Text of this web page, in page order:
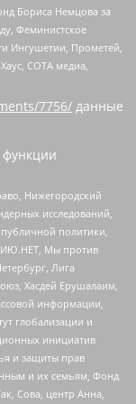
Бориса Немцова за
Феминистское
Ингушетии, Прометей,
СОТА медиа,
7756/ данные
Нижегородский
исследований,
политики,
Мы против
Лига
Хасдей Ерушалаим,
информации,
глобализации и
инициатив
и защиты прав
и их семьям, Фонд
Сова, центр Анна,